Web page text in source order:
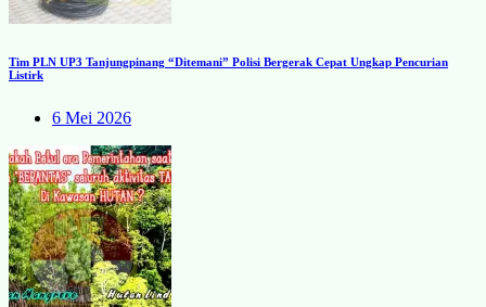
Tim PLN UP3 Tanjungpinang “Ditemani” Polisi Bergerak Cepat Ungkap Pencurian
Listirk
6 Mei 2026